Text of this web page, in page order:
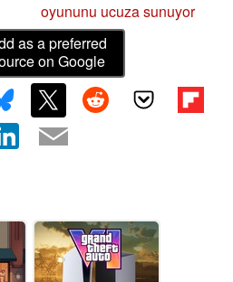
oyununu ucuza sunuyor
as a preferred
on Google